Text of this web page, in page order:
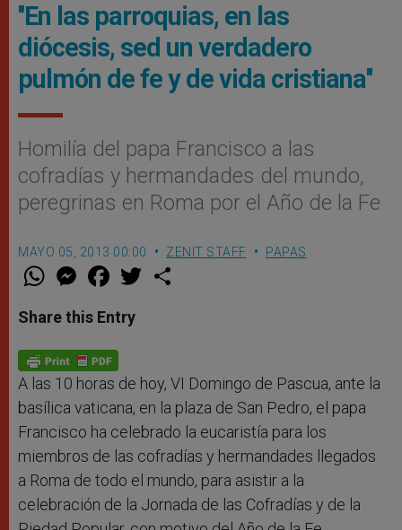
''En las parroquias, en las
diócesis, sed un verdadero
pulmón de fe y de vida cristiana''
Homilía del papa Francisco a las
cofradías y hermandades del mundo,
peregrinas en Roma por el Año de la Fe
MAYO 05, 2013 00:00 ZENIT STAFF PAPAS
W
t
s
p
p
M
e
s
e
g
e
r
F
a
e
b
o
k
w
Share this Entry
A las 10 horas de hoy, VI Domingo de Pascua, ante la
basílica vaticana, en la plaza de San Pedro, el papa
Francisco ha celebrado la eucaristía para los
miembros de las cofradías y hermandades llegados
a Roma de todo el mundo, para asistir a la
celebración de la Jornada de las Cofradías y de la